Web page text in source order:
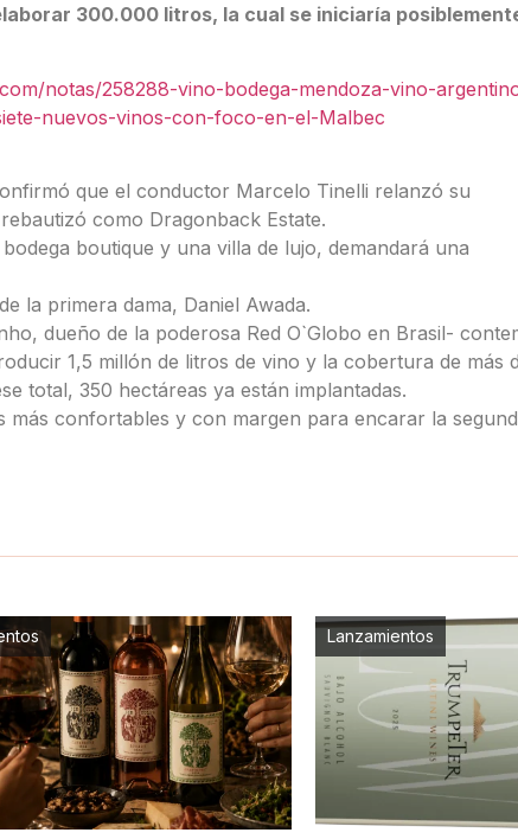
300.000 litros, la cual se iniciaría
notas/258288-vino-bodega-mendoza-vino-
nuevos-vinos-con-foco-en-el-Malbec
que el conductor Marcelo Tinelli relanzó su
como Dragonback Estate.
boutique y una villa de lujo, demandará una
la primera dama, Daniel Awada.
dueño de la poderosa Red O`Globo en Brasil-
1,5 millón de litros de vino y la cobertura de más
total, 350 hectáreas ya están implantadas.
confortables y con margen para encarar la
Lanzamientos